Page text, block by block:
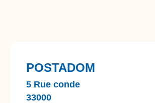
POSTADOM
5 Rue conde
33000